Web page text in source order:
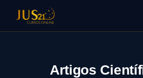
Artigos